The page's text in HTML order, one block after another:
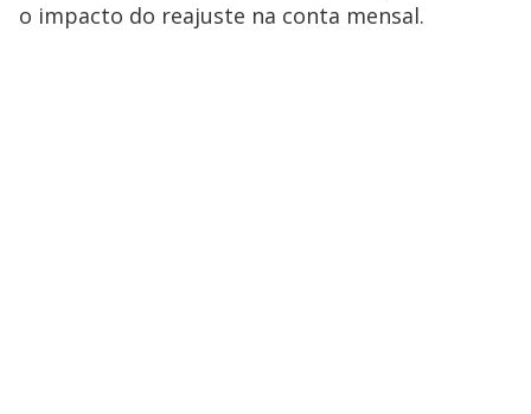
o impacto do reajuste na conta mensal.